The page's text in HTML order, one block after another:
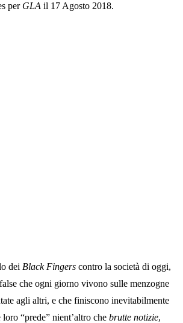
per GLA il 17 Agosto 2018.
dei Black Fingers contro la società di oggi,
che ogni giorno vivono sulle menzogne
agli altri, e che finiscono inevitabilmente
“prede” nient’altro che brutte notizie,